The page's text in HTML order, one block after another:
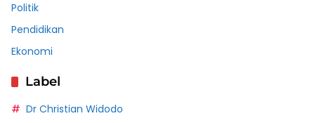
Politik
Pendidikan
Ekonomi
Label
Dr Christian Widodo